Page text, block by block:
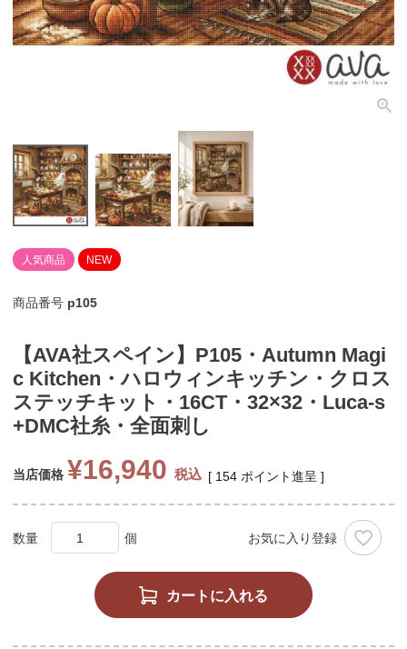
人気商品 NEW
商品番号 p105
【AVA社スペイン】P105・Autumn Magi
c Kitchen・ハロウィンキッチン・クロス
ステッチキット・16CT・32×32・Luca-s
+DMC社糸・全面刺し
当店価格 ¥16,940 税込 [ 154 ポイント進呈 ]
お気に入り登録
カートに入れる